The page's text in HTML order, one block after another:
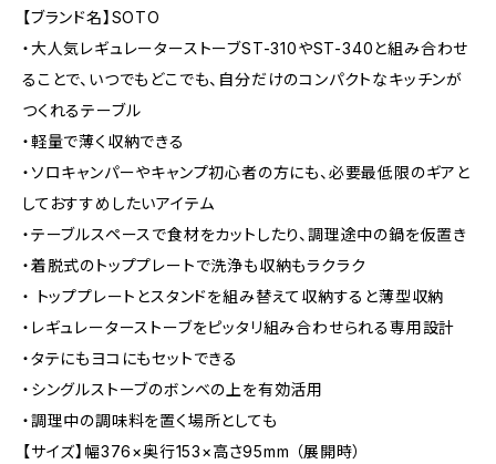
【ブランド名】SOTO
・大人気レギュレーターストーブST-310やST-340と組み合わせ
ることで、いつでもどこでも、自分だけのコンパクトなキッチンが
つくれるテーブル
・軽量で薄く収納できる
・ソロキャンパーやキャンプ初心者の方にも、必要最低限のギアと
しておすすめしたいアイテム
・テーブルスペースで食材をカットしたり、調理途中の鍋を仮置き
・着脱式のトッププレートで洗浄も収納もラクラク
・ トッププレートとスタンドを組み替えて収納すると薄型収納
・レギュレーターストーブをピッタリ組み合わせられる専用設計
・タテにもヨコにもセットできる
・シングルストーブのボンベの上を有効活用
・調理中の調味料を置く場所としても
【サイズ】幅376×奥行153×高さ95mm （展開時）